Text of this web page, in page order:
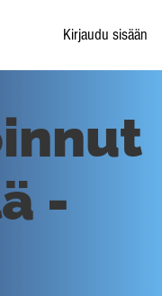
Kirjaudu sisään
-